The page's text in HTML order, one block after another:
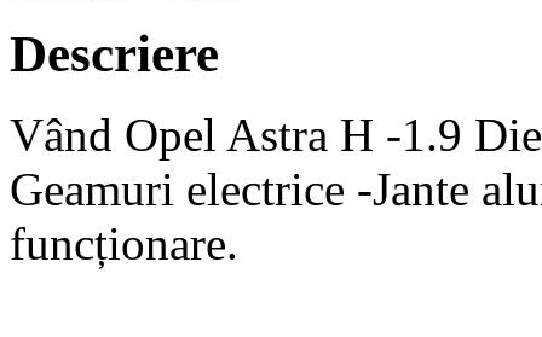
Descriere
Vând Opel Astra H -1.9
Geamuri electrice -Jante
funcționare.